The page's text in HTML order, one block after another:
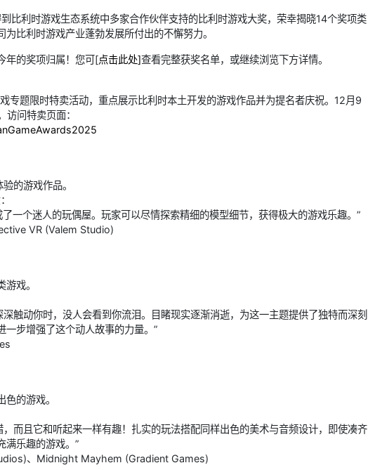
利时游戏生态系统中多家合作伙伴支持的比利时游戏大奖，荣幸揭晓14个奖项类
比利时游戏产业蓬勃发展所付出的不懈努力。
年的奖项归属！您可[点击此处]查看完整获奖名单，或继续浏览下方详情。
专题限时特卖活动，重点展示比利时本土开发的游戏作品并为提名者庆祝。12月9
问特卖页面：
的游戏作品。
一个迷人的玩偶屋。玩家可以尽情探索精细的模型细节，获得极大的游戏乐趣。”
VR (Valem Studio)
戏。
触动你时，没人会看到你流泪。目睹现实逐渐消逝，为这一主题提供了独特而深刻
步增强了这个动人故事的力量。”
的游戏。
而且它和听起来一样有趣！扎实的玩法搭配同样出色的美术与音频设计，即使凑齐
满乐趣的游戏。”
、Midnight Mayhem (Gradient Games)